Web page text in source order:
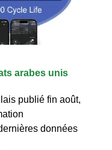
arabes unis
publié fin août,
données